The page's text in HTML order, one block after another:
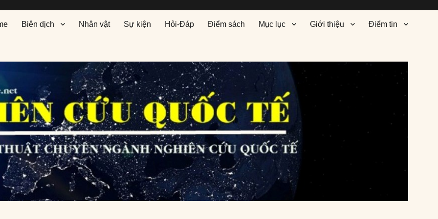
Biên dịch Nhân vật Sự kiện Hỏi-Đáp Điểm sách Mục lục Giới thiệu Điểm tin